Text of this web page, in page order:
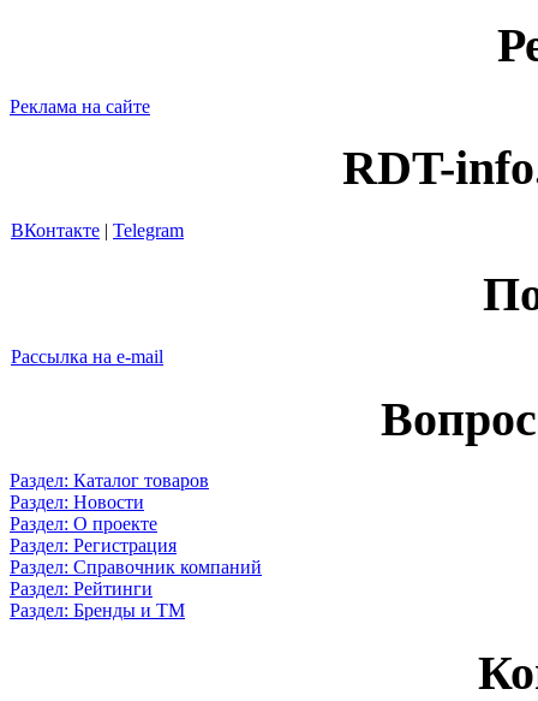
Реклама на сайте
RDT-
ВКонтакте | Telegram
Рассылка на e-mail
Раздел: Каталог товаров
Раздел: Новости
Раздел: О проекте
Раздел: Регистрация
Раздел: Справочник компаний
Раздел: Рейтинги
Раздел: Бренды и ТМ